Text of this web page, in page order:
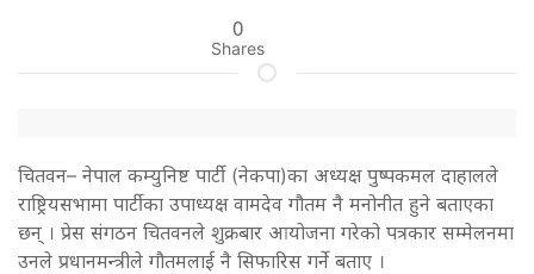
0
Shares
चितवन– नेपाल कम्युनिष्ट पार्टी (नेकपा)का अध्यक्ष पुष्पकमल दाहालले
राष्ट्रियसभामा पार्टीका उपाध्यक्ष वामदेव गौतम नै मनोनीत हुने बताएका
छन् । प्रेस संगठन चितवनले शुक्रबार आयोजना गरेको पत्रकार सम्मेलनमा
उनले प्रधानमन्त्रीले गौतमलाई नै सिफारिस गर्ने बताए ।